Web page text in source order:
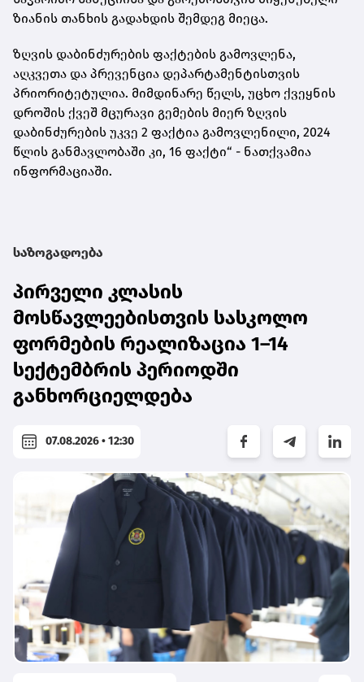
ზიანის თანხის გადახდის შემდეგ მიეცა.
ზღვის დაბინძურების ფაქტების გამოვლენა,
აღკვეთა და პრევენცია დეპარტამენტისთვის
პრიორიტეტულია. მიმდინარე წელს, უცხო ქვეყნის
დროშის ქვეშ მცურავი გემების მიერ ზღვის
დაბინძურების უკვე 2 ფაქტია გამოვლენილი, 2024
წლის განმავლობაში კი, 16 ფაქტი“ - ნათქვამია
ინფორმაციაში.
საზოგადოება
პირველი კლასის
მოსწავლეებისთვის სასკოლო
ფორმების რეალიზაცია 1–14
სექტემბრის პერიოდში
განხორციელდება
07.08.2026 • 12:30